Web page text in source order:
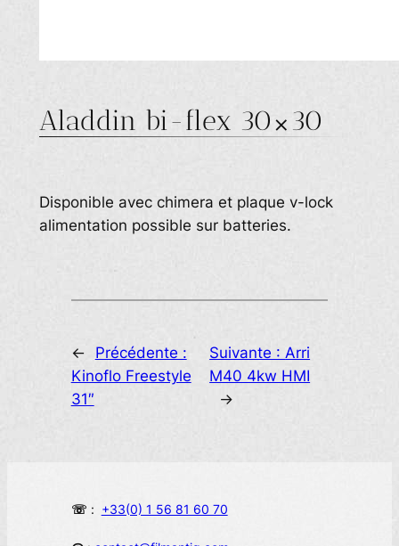
Aladdin bi-flex 30×30
Disponible avec chimera et plaque v-lock
alimentation possible sur batteries.
←
Précédente :
Kinoflo Freestyle
31″
Suivante :Arri
M40 4kw HMI
→
☏ : +33(0) 1 56 81 60 70